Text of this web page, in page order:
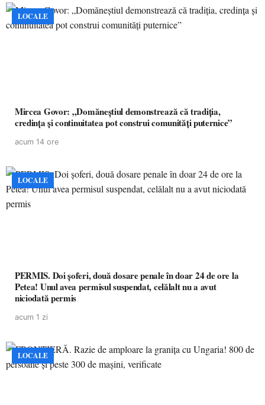
LOCALE
Mircea Govor: „Domăneștiul demonstrează că tradiția,
credința și continuitatea pot construi comunități puternice”
acum 14 ore
LOCALE
PERMIS. Doi șoferi, două dosare penale în doar 24 de ore la
Petea! Unul avea permisul suspendat, celălalt nu a avut
niciodată permis
acum 1 zi
LOCALE